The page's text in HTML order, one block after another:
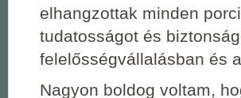
elhangzottak minden
tudatosságot és
felelősségvállalásban és
Nagyon boldog voltam,